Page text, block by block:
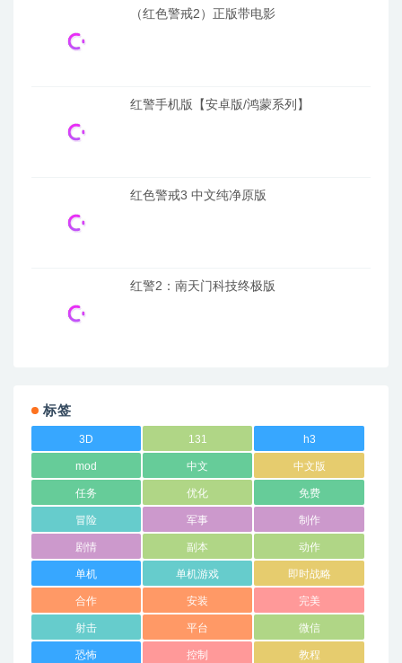
（红色警戒2）正版带电影
红警手机版【安卓版/鸿蒙系列】
红色警戒3 中文纯净原版
红警2：南天门科技终极版
标签
3D 131 h3
mod 中文 中文版
任务 优化 免费
冒险 军事 制作
剧情 副本 动作
单机 单机游戏 即时战略
合作 安装 完美
射击 平台 微信
恐怖 控制 教程